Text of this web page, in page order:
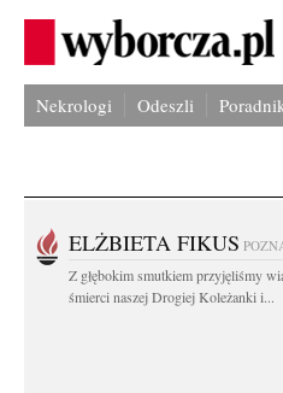
Nekrologi Odeszli
ELŻBIETA FIKUS
Z głębokim smutkiem przyjęliśmy
śmierci naszej Drogiej Koleżanki i...